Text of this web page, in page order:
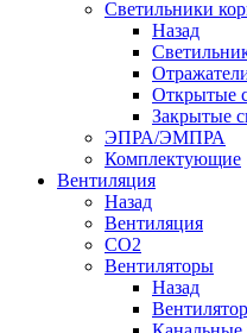
Светильники
Назад
Открытые
Закрытые
ЭПРА/ЭМПРА
Комплектующие
Вентиляция
Назад
Вентиляция
СО2
Вентиляторы
Назад